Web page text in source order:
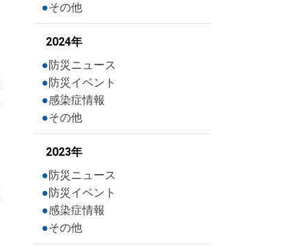
その他
2024年
防災ニュース
防災イベント
感染症情報
その他
2023年
防災ニュース
防災イベント
感染症情報
その他